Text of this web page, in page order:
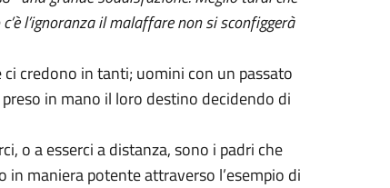
l’ignoranza il malaffare non si sconfiggerà
credono in tanti; uomini con un passato
in mano il loro destino decidendo di
o a esserci a distanza, sono i padri che
maniera potente attraverso l’esempio di